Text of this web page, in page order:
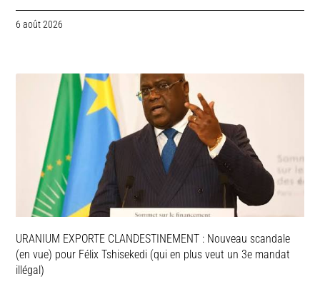
6 août 2026
URANIUM EXPORTE CLANDESTINEMENT : Nouveau scandale
(en vue) pour Félix Tshisekedi (qui en plus veut un 3e mandat
illégal)